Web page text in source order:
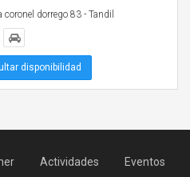
coronel dorrego 83 - Tandil
disponibilidad
Actividades Eventos